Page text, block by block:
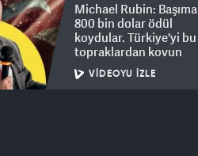
Michael Rubin: Başıma
800 bin dolar ödül
koydular. Türkiye'yi bu
topraklardan kovun
VIDEOYU İZLE